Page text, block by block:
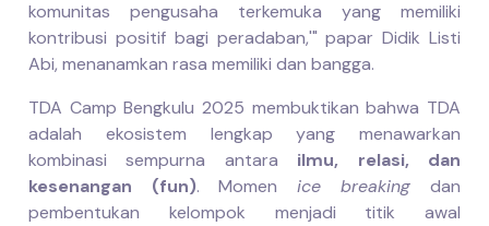
komunitas pengusaha terkemuka yang memiliki
kontribusi positif bagi peradaban,'" papar Didik Listi
Abi, menanamkan rasa memiliki dan bangga.
TDA Camp Bengkulu 2025 membuktikan bahwa TDA
adalah ekosistem lengkap yang menawarkan
kombinasi sempurna antara ilmu, relasi, dan
kesenangan (fun). Momen ice breaking dan
pembentukan kelompok menjadi titik awal